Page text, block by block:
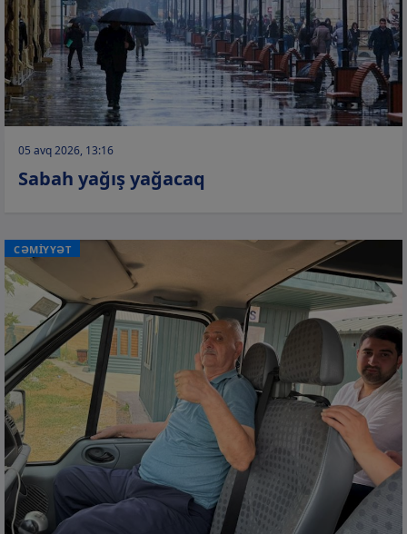
05 avq 2026, 13:16
Sabah yağış yağacaq
CƏMİYYƏT